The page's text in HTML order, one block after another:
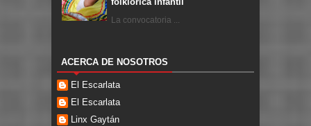
La convocatoria ...
ACERCA DE NOSOTROS
El Escarlata
El Escarlata
Linx Gaytán